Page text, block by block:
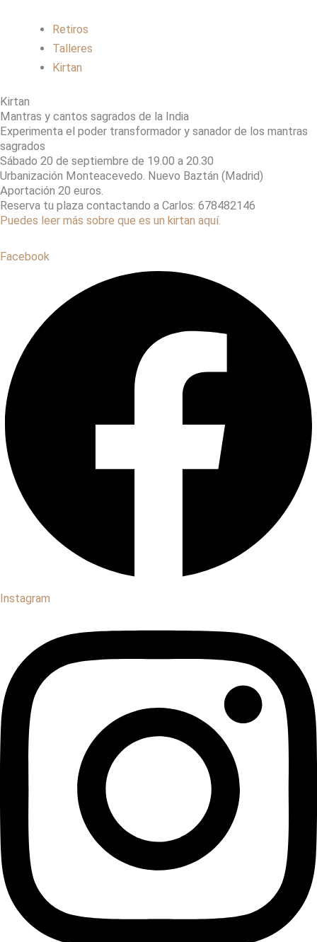
Retiros
Talleres
Kirtan
Kirtan
Mantras y cantos sagrados de la India
Experimenta el poder transformador y sanador de los mantras
sagrados
Sábado 20 de septiembre de 19.00 a 20.30
Urbanización Monteacevedo. Nuevo Baztán (Madrid)
Aportación 20 euros.
Reserva tu plaza contactando a Carlos: 678482146
Puedes leer más sobre que es un kirtan aquí.
Facebook
Instagram